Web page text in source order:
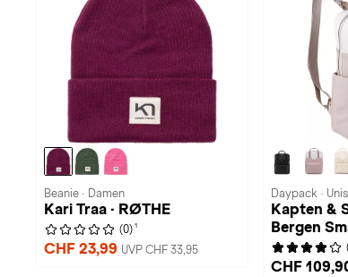
Beanie · Damen
Kari Traa · RØTHE
(0) 1
CHF 23,99 UVP CHF 33,95
Daypack ·
Kapten &
Bergen
CHF